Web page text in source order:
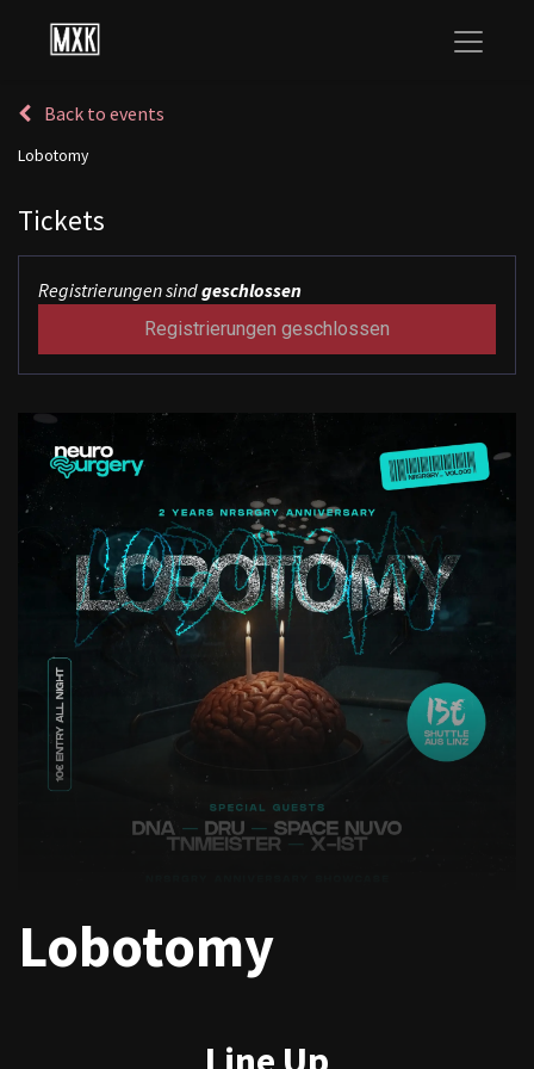
Back to events
Lobotomy
Tickets
Registrierungen sindgeschlossen
Registrierungen geschlossen
Lobotomy